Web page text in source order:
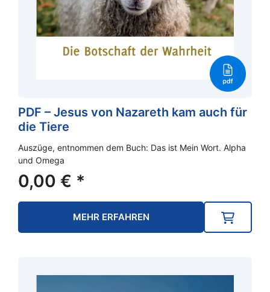
PDF – Jesus von Nazareth kam auch für
die Tiere
Auszüge, entnommen dem Buch: Das ist Mein Wort. Alpha
und Omega
0,00 € *
MEHR ERFAHREN